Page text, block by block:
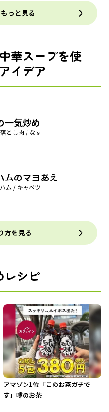
っと見る
華スープを使
イデア
一気炒め
とし肉 / なす
ムのマヨあえ
ハム / キャベツ
方を見る
レシピ
アマゾン1位「このお茶ガチで
す」噂のお茶